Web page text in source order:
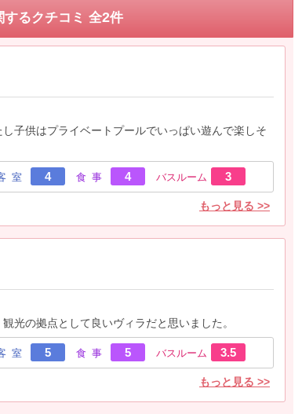
するクチコミ 全2件
子供はプライベートプールでいっぱい遊んで楽しそ
室 4 食事 4 バスルーム 3
もっと見る >>
光の拠点として良いヴィラだと思いました。
室 5 食事 5 バスルーム 3.5
もっと見る >>